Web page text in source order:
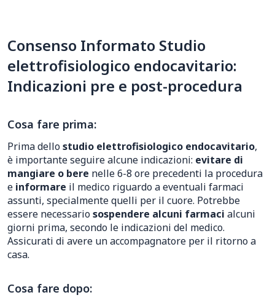
Consenso Informato Studio
elettrofisiologico endocavitario:
Indicazioni pre e post-procedura
Cosa fare prima:
Prima dellostudio elettrofisiologico endocavitario,
è importante seguire alcune indicazioni: evitare di
mangiare o bere nelle 6-8 ore precedenti la procedura
e informare il medico riguardo a eventuali farmaci
assunti, specialmente quelli per il cuore. Potrebbe
essere necessariosospendere alcuni farmaci alcuni
giorni prima, secondo le indicazioni del medico.
Assicurati di avere un accompagnatore per il ritorno a
casa.
Cosa fare dopo: